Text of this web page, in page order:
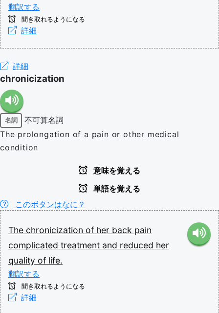
翻訳する
聞き取れるようになる
詳細
詳細
chronicization
名詞
不可算名詞
The prolongation of a pain or other medical
condition
意味を覚える
単語を覚える
このボタンはなに？
The chronicization of her back pain
complicated treatment and reduced her
quality of life.
翻訳する
聞き取れるようになる
詳細